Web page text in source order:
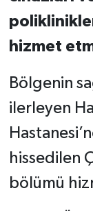
hizmet
Bölgenin
ilerleyen
hissedilen
bölümü